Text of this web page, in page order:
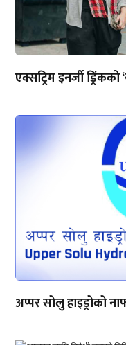
एक्सट्रिम इनर्जी
अप्पर सोलु हाइड्रोको